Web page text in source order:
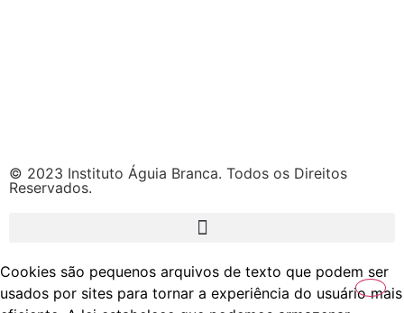
© 2023 Instituto Águia Branca. Todos os Direitos
Reservados.
Cookies são pequenos arquivos de texto que podem ser
usados por sites para tornar a experiência do usuário mais